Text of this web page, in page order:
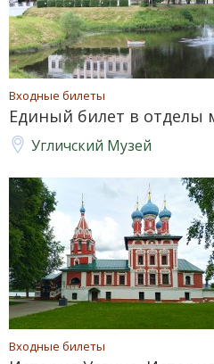
Входные билеты
Единый билет в отделы
Угличский Музей
Входные билеты